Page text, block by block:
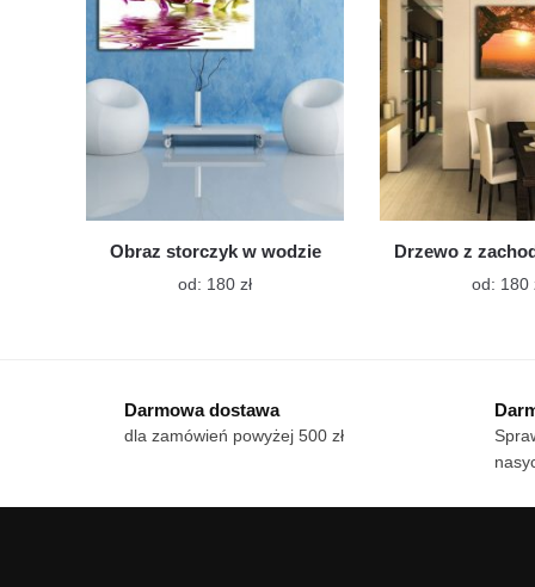
wybrać
produktu
Obraz storczyk w wodzie
od: 180 złTen
Opcje
można
Drzewo z
od: 180
Darmowa dostawa
dla zamówień powyżej 500 zł